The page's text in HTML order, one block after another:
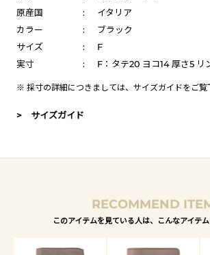
原産国
:
イタリア
カラー
:
ブラック
サイズ
:
F
実寸
: F：タテ20 ヨコ14 厚さ5 リ
※ 採寸の詳細につきましては、 サイズガイドをご覧
> サイズガイド
RECOMMEND
このアイテムを見ている人は、こんなアイテ